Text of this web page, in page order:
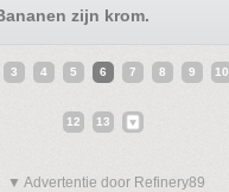
zijn krom.
3 4 5 6 7 8 9 10
12 13
▼ Advertentie door Refinery89